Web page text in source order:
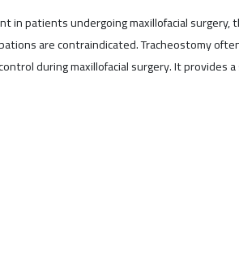
in patients undergoing maxillofacial
are contraindicated. Tracheostomy
during maxillofacial surgery. It